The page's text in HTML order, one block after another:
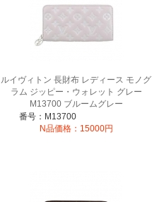
ルイヴィトン 長財布 レディース モノグ
ラム ジッピー・ウォレット グレー
M13700 ブルームグレー
番号：M13700
N品価格：15000円